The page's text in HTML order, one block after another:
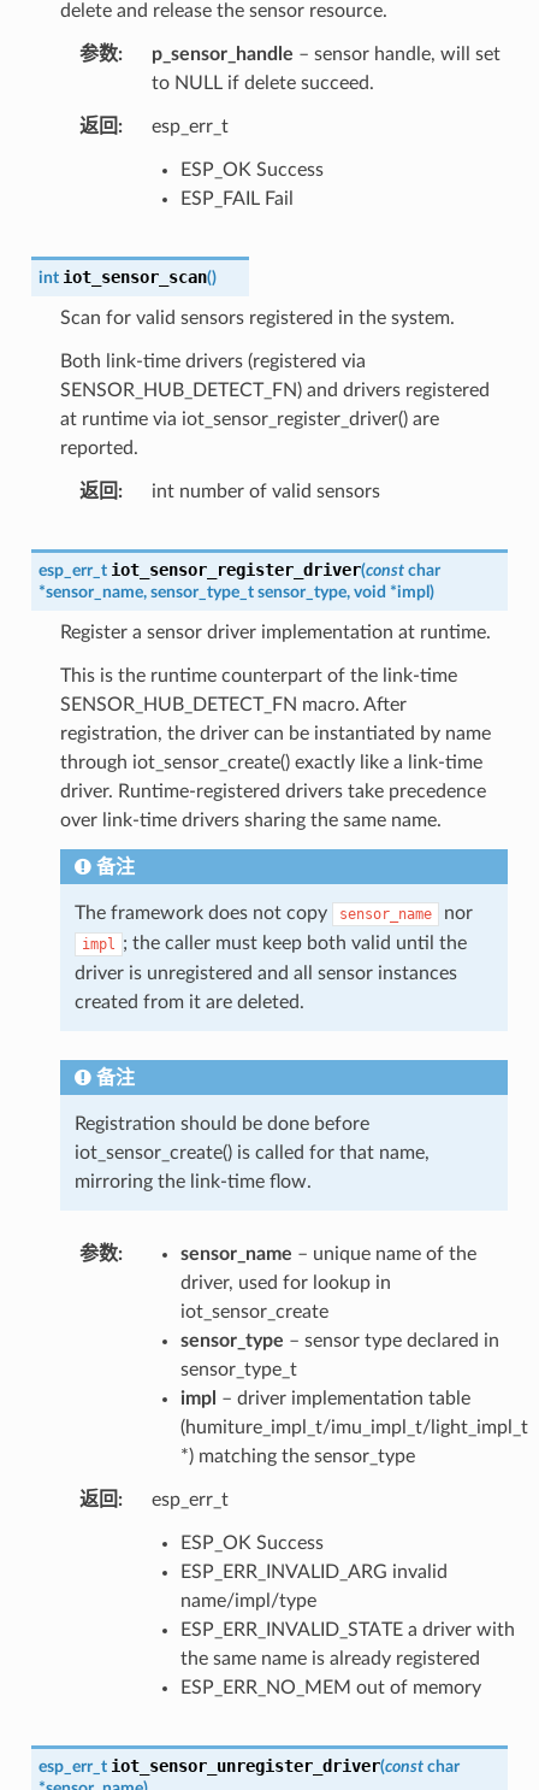
delete and release the sensor resource.
参数 p_sensor_handle – sensor handle, will set
to NULL if delete succeed.
返回 esp_err_t
ESP_OK Success
ESP_FAIL Fail
int iot_sensor_scan()
Scan for valid sensors registered in the system.
Both link-time drivers (registered via
SENSOR_HUB_DETECT_FN) and drivers registered
at runtime via iot_sensor_register_driver() are
reported.
返回 int number of valid sensors
esp_err_t iot_sensor_register_driver(const char
*sensor_name, sensor_type_t sensor_type, void *impl )
Register a sensor driver implementation at runtime.
This is the runtime counterpart of the link-time
SENSOR_HUB_DETECT_FN macro. After
registration, the driver can be instantiated by name
through iot_sensor_create() exactly like a link-time
driver. Runtime-registered drivers take precedence
over link-time drivers sharing the same name.
备注
The framework does not copy sensor_name nor
impl ; the caller must keep both valid until the
driver is unregistered and all sensor instances
created from it are deleted.
备注
Registration should be done before
iot_sensor_create() is called for that name,
mirroring the link-time flow.
参数 sensor_name – unique name of the
driver, used for lookup in
iot_sensor_create
sensor_type – sensor type declared in
sensor_type_t
impl – driver implementation table
(humiture_impl_t/imu_impl_t/light_impl_t
*) matching the sensor_type
返回 esp_err_t
ESP_OK Success
ESP_ERR_INVALID_ARG invalid
name/impl/type
ESP_ERR_INVALID_STATE a driver with
the same name is already registered
ESP_ERR_NO_MEM out of memory
esp_err_t iot_sensor_unregister_driver(const char